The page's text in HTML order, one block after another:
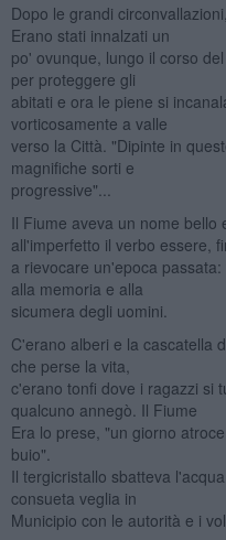
Dopo le grandi
Erano stati innalzati un
po' ovunque, lungo il corso
per proteggere gli
abitati e ora le piene si
vorticosamente a valle
verso la Città. "Dipinte in
magnifiche sorti e
progressive"...
Il Fiume aveva un nome bello
all'imperfetto il verbo essere,
a rievocare un'epoca
alla memoria e alla
sicumera degli uomini.
C'erano alberi e la cascatella
che perse la vita,
c'erano tonfi dove i ragazzi si
qualcuno annegò. Il Fiume
Era lo prese, "un giorno
buio".
Il tergicristallo sbatteva
consueta veglia in
Municipio con le autorità e i